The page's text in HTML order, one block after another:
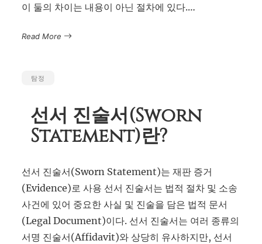
이 둘의 차이는 내용이 아닌 절차에 있다.…
Read More
탐정
선서 진술서(Sworn
Statement)란?
선서 진술서(Sworn Statement)는 재판 증거
(Evidence)로 사용 선서 진술서는 법적 절차 및 소송
사건에 있어 중요한 사실 및 진술을 담은 법적 문서
(Legal Document)이다. 선서 진술서는 여러 종류의
서명 진술서(Affidavit)와 상당히 유사하지만, 선서